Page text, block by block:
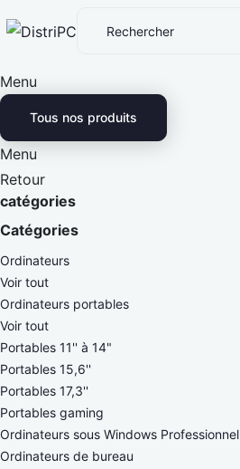
Menu
Tous nos produits
Menu
Retour
catégories
Catégories
Ordinateurs
Voir tout
Ordinateurs portables
Voir tout
Portables 11'' à 14"
Portables 15,6''
Portables 17,3''
Portables gaming
Ordinateurs sous Windows Professionnel
Ordinateurs de bureau